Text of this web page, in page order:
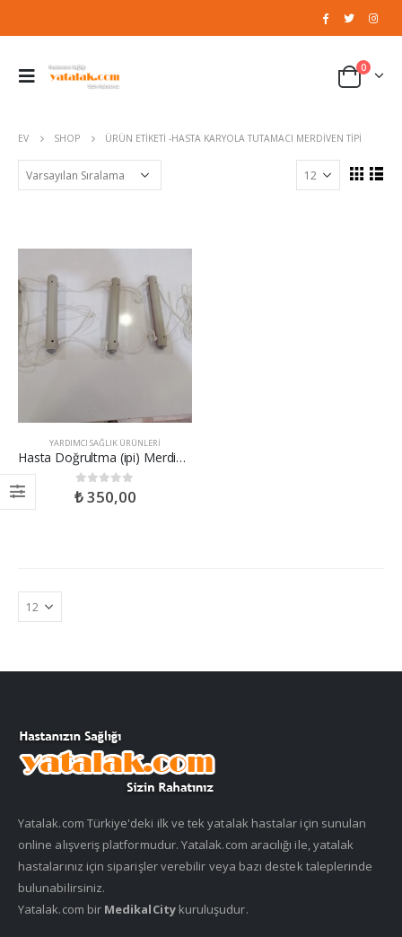
0
EV SHOP ÜRÜN ETIKETI -HASTA KARYOLA TUTAMACI MERDIVEN TIPI
YARDIMCI SAĞLIK ÜRÜNLERI
Hasta Doğrultma (ipi) Merdiveni
0 out of 5
₺350,00
Yatalak.com Türkiye'deki ilk ve tek yatalak hastalar için sunulan
online alışveriş platformudur. Yatalak.com aracılığı ile, yatalak
hastalarınız için siparişler verebilir veya bazı destek taleplerinde
bulunabilirsiniz.
Yatalak.com bir MedikalCitykuruluşudur.